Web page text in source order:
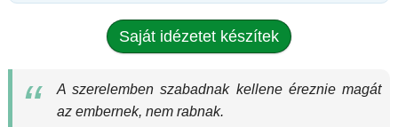
Saját idézetet készítek
A szerelemben szabadnak kellene éreznie magát
az embernek, nem rabnak.